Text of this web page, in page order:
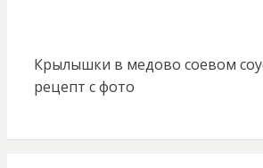
Крылышки в медово соевом
рецепт с фото